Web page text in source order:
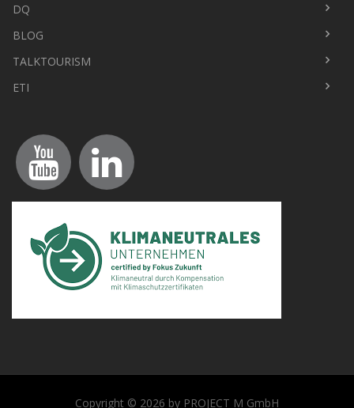
Fußbereich
DQ
BLOG
TALKTOURISM
ETI
Copyright © 2026 by PROJECT M GmbH